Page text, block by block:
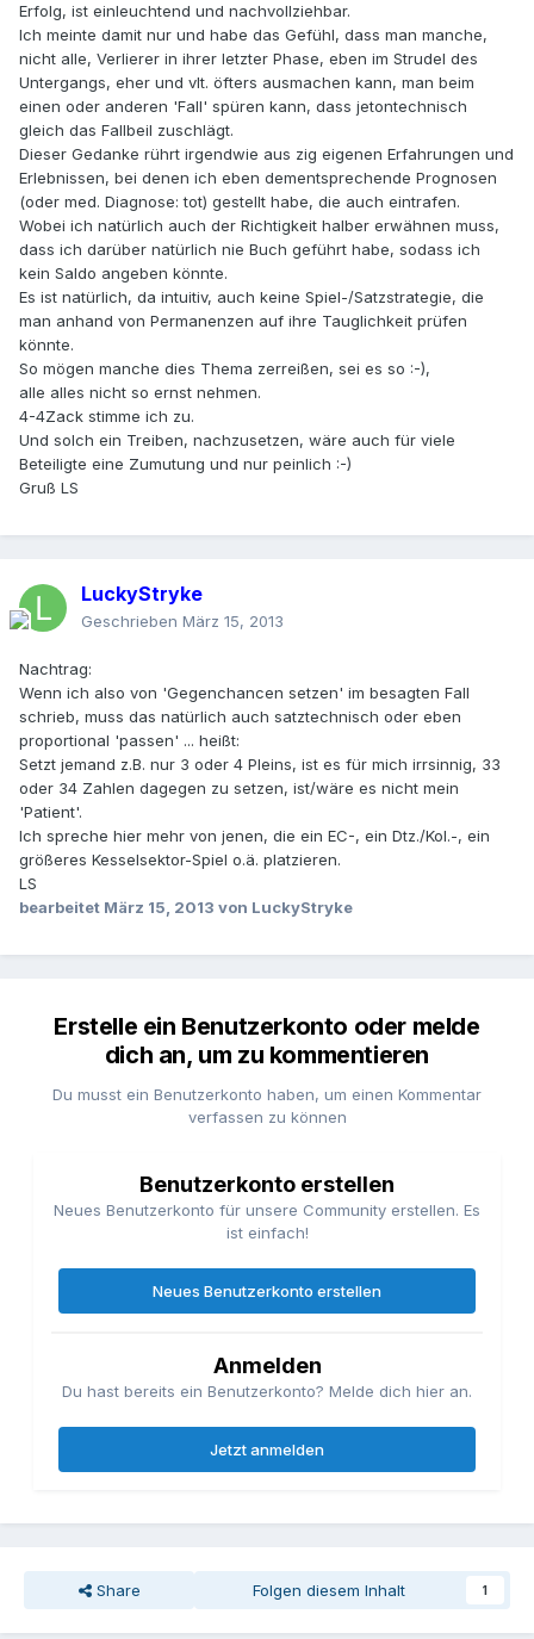
Erfolg, ist einleuchtend und nachvollziehbar.
Ich meinte damit nur und habe das Gefühl, dass man manche,
nicht alle, Verlierer in ihrer letzter Phase, eben im Strudel des
Untergangs, eher und vlt. öfters ausmachen kann, man beim
einen oder anderen 'Fall' spüren kann, dass jetontechnisch
gleich das Fallbeil zuschlägt.
Dieser Gedanke rührt irgendwie aus zig eigenen Erfahrungen und
Erlebnissen, bei denen ich eben dementsprechende Prognosen
(oder med. Diagnose: tot) gestellt habe, die auch eintrafen.
Wobei ich natürlich auch der Richtigkeit halber erwähnen muss,
dass ich darüber natürlich nie Buch geführt habe, sodass ich
kein Saldo angeben könnte.
Es ist natürlich, da intuitiv, auch keine Spiel-/Satzstrategie, die
man anhand von Permanenzen auf ihre Tauglichkeit prüfen
könnte.
So mögen manche dies Thema zerreißen, sei es so :-),
alle alles nicht so ernst nehmen.
4-4Zack stimme ich zu.
Und solch ein Treiben, nachzusetzen, wäre auch für viele
Beteiligte eine Zumutung und nur peinlich :-)
Gruß LS
LuckyStryke
Geschrieben März 15, 2013
Nachtrag:
Wenn ich also von 'Gegenchancen setzen' im besagten Fall
schrieb, muss das natürlich auch satztechnisch oder eben
proportional 'passen' ... heißt:
Setzt jemand z.B. nur 3 oder 4 Pleins, ist es für mich irrsinnig, 33
oder 34 Zahlen dagegen zu setzen, ist/wäre es nicht mein
'Patient'.
Ich spreche hier mehr von jenen, die ein EC-, ein Dtz./Kol.-, ein
größeres Kesselsektor-Spiel o.ä. platzieren.
LS
bearbeitet März 15, 2013 von LuckyStryke
Erstelle ein Benutzerkonto oder melde
dich an, um zu kommentieren
Du musst ein Benutzerkonto haben, um einen Kommentar
verfassen zu können
Benutzerkonto erstellen
Neues Benutzerkonto für unsere Community erstellen. Es
ist einfach!
Neues Benutzerkonto erstellen
Anmelden
Du hast bereits ein Benutzerkonto? Melde dich hier an.
Jetzt anmelden
Share Folgen diesem Inhalt 1